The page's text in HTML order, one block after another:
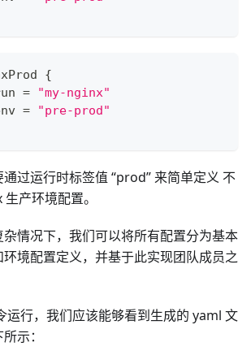
{
=
"my-nginx"
=
"pre-prod"
过运行时标签值 “prod” 来简单定义 不
产环境配置。
情况下，我们可以将所有配置分为基本
境配置定义，并基于此实现团队成员之
运行，我们应该能够看到生成的 yaml 文
示：